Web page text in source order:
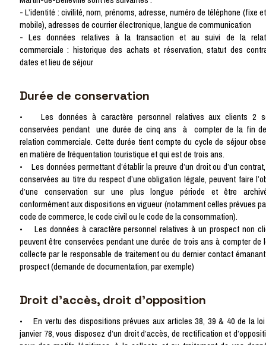
- L’identité : civilité, nom, prénoms, adresse, numéro de téléphone (fixe
mobile), adresses de courrier électronique, langue de communication
- Les données relatives à la transaction et au suivi de la
commerciale : historique des achats et réservation, statut des
dates et lieu de séjour
Durée de conservation
• Les données à caractère personnel relatives aux clients 2
conservées pendant une durée de cinq ans à compter de la fin
relation commerciale. Cette durée tient compte du cycle de séjour
en matière de fréquentation touristique et qui est de trois ans.
• Les données permettant d’établir la preuve d’un droit ou d’un
conservées au titre du respect d’une obligation légale, peuvent faire
d’une conservation sur une plus longue période et être
conformément aux dispositions en vigueur (notamment celles prévues
code de commerce, le code civil ou le code de la consommation).
• Les données à caractère personnel relatives à un prospect non
peuvent être conservées pendant une durée de trois ans à compter de
collecte par le responsable de traitement ou du dernier contact
prospect (demande de documentation, par exemple)
Droit d’accès, droit d’opposition
• En vertu des dispositions prévues aux articles 38, 39 & 40 de la
janvier 78, vous disposez d’un droit d’accès, de rectification et